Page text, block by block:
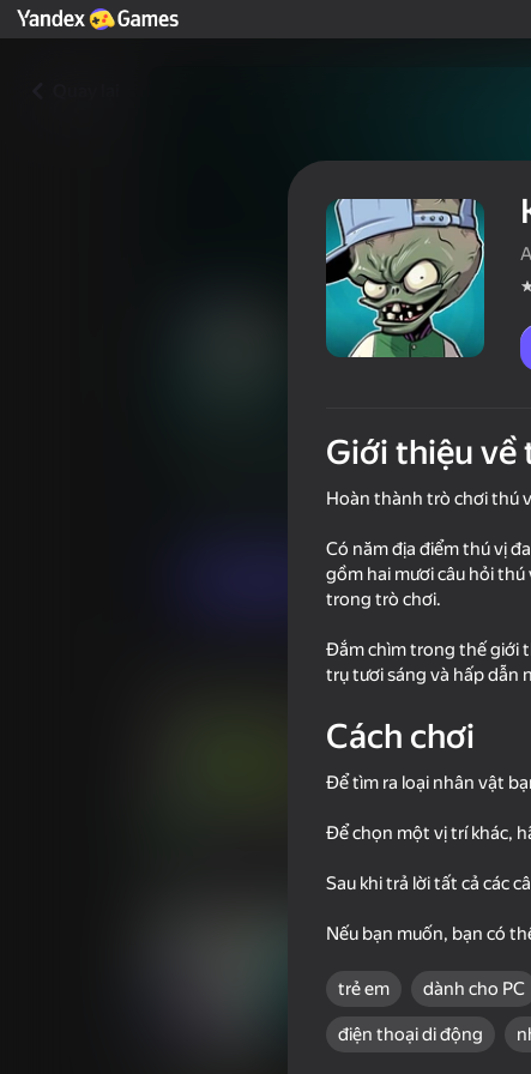
Кто ты из Растений
Người chơi đánh giá 6+
Trò chơi tương tự
76
Edition
18+ 55
Giới thiệu về
Hoàn thành trò chơi thú
Có năm địa điểm thú vị
gồm hai mươi câu hỏi
trong trò chơi.
Đắm chìm trong thế giới
trụ tươi sáng và hấp dẫn
Cách chơi
Để tìm ra loại nhân vật
Để chọn một vị trí khác,
Sau khi trả lời tất cả các
Nếu bạn muốn, bạn có
trẻ em dành cho PC
điện thoại di động